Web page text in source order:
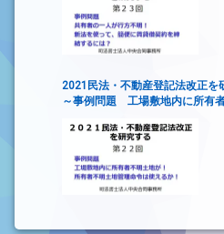
2021民法・不動産登記法改正
～事例問題 工場敷地内に所有